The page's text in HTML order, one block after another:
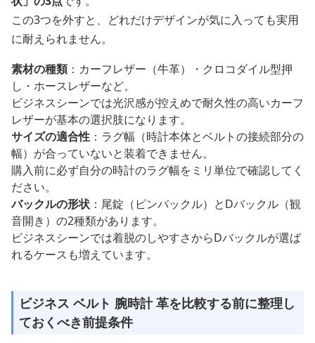
この3つを外すと、どれだけデザインが気に入っても実用
に耐えられません。
素材の種類：カーフレザー（牛革）・クロコダイル型押
し・ホースレザーなど。
ビジネスシーンでは光沢感が控えめで耐久性の高いカーフ
レザーが基本の選択肢になります。
サイズの適合性 ：ラグ幅（時計本体とベルトの接続部分の
幅）が合っていないと装着できません。
購入前に必ず自分の時計のラグ幅をミリ単位で確認してく
ださい。
バックルの形状 ：尾錠（ピンバックル）とDバックル（観
音開き）の2種類があります。
ビジネスシーンでは着脱のしやすさからDバックルが選ば
れるケースも増えています。
ビジネス ベルト 腕時計 革を比較する前に整理し
ておくべき前提条件